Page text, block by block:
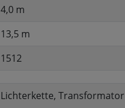
4,0 m
13,5 m
1512
Lichterkette, Transformator